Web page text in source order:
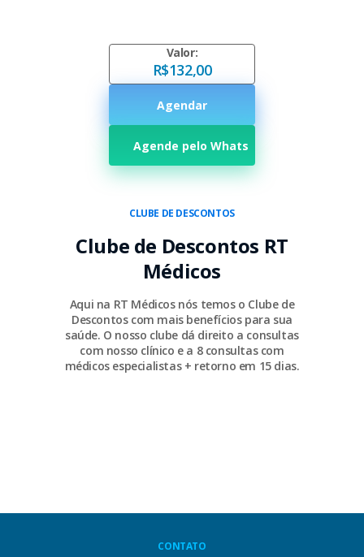
Valor:
R$132,00
Agendar
Agende pelo Whats
CLUBE DE DESCONTOS
Clube de Descontos RT
Médicos
Aqui na RT Médicos nós temos o Clube de
Descontos com mais benefícios para sua
saúde. O nosso clube dá direito a consultas
com nosso clínico e a 8 consultas com
médicos especialistas + retorno em 15 dias.
CONTATO